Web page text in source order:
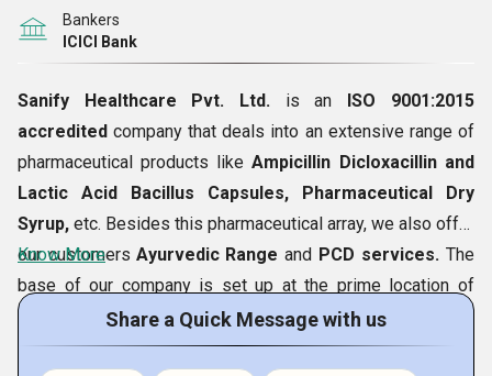
Bankers
ICICI Bank
Sanify Healthcare Pvt. Ltd. is an ISO 9001:2015
accredited company that deals into an extensive range of
pharmaceutical products like Ampicillin Dicloxacillin and
Lactic Acid Bacillus Capsules, Pharmaceutical Dry
Syrup, etc. Besides this pharmaceutical array, we also offer
our customers Ayurvedic Range and PCD services. The
base of our company is set up at the prime location of
Zirakpur (Punjab, India),from where we conduct our
business operations.
Know More
Share a Quick Message with us